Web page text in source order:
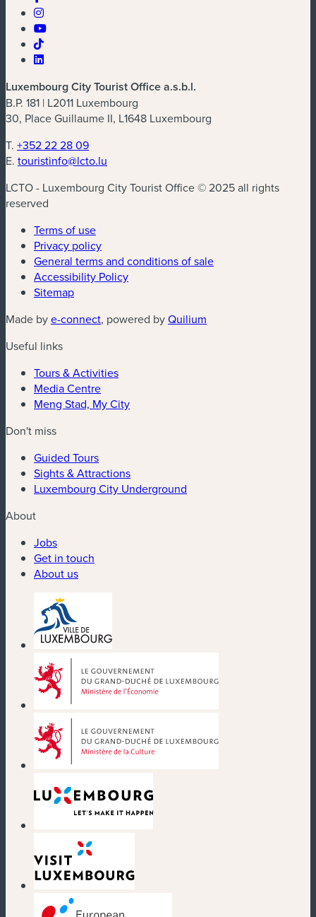
Luxembourg City Tourist Office a.s.b.l.
B.P. 181 | L2011 Luxembourg
30, Place Guillaume II, L1648 Luxembourg
T. +352 22 28 09
E. touristinfo@lcto.lu
LCTO - Luxembourg City Tourist Office © 2025 all rights
reserved
Terms of use
Privacy policy
General terms and conditions of sale
Accessibility Policy
Sitemap
Made bye-connect(new window)
, powered byQuilium
Useful links
Tours & Activities
Media Centre
Meng Stad, My City
Don't miss
Guided Tours
Sights & Attractions
Luxembourg City Underground
About
Jobs
Get in touch
About us